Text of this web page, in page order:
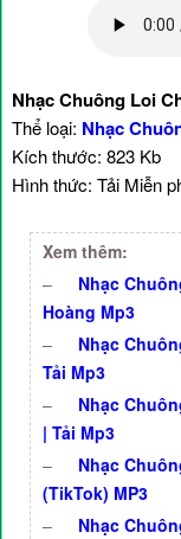
Nhạc Chuông Loi
Thể loại: Nhạc
Kích thước: 823 Kb
Hình thức: Tải Miễn
Xem thêm:
–
Nhạc
Hoàng Mp3
–
Nhạc
Tải Mp3
–
Nhạc
| Tải Mp3
–
Nhạc
(TikTok) MP3
–
Nhạc